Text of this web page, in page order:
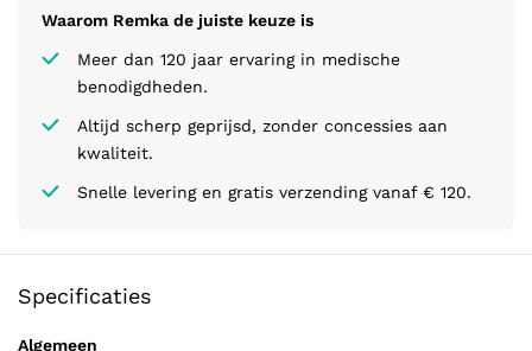
Waarom Remka de juiste keuze is
Meer dan 120 jaar ervaring in medische
benodigdheden.
Altijd scherp geprijsd, zonder concessies aan
kwaliteit.
Snelle levering en gratis verzending vanaf € 120.
Specificaties
Algemeen